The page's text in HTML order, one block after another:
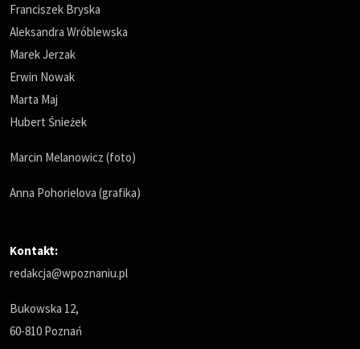
Franciszek Bryska
Aleksandra Wróblewska
Marek Jerzak
Erwin Nowak
Marta Maj
Hubert Śnieżek
Marcin Melanowicz (foto)
Anna Pohorielova (grafika)
Kontakt:
redakcja@wpoznaniu.pl
Bukowska 12,
60-810 Poznań